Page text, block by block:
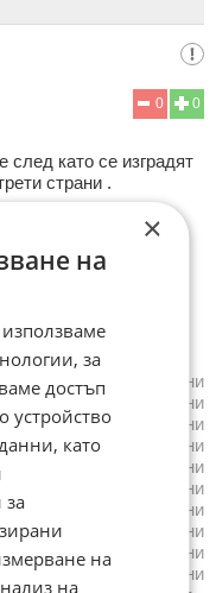
0
0
след като се изградят
страни .
Новини Банкя
Новини
Новини
Новини
Търново
Новини
Враца
Новини
Новини
Новини
Новини
Копривщица
Новини
Кърджали
Новини
Новини
Новини
×
на
за
достъп
устройство
като
на
на